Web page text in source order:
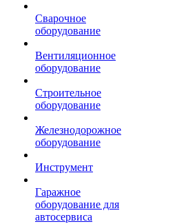
Сварочное
оборудование
Вентиляционное
оборудование
Строительное
оборудование
Железнодорожное
оборудование
Инструмент
Гаражное
оборудование для
автосервиса